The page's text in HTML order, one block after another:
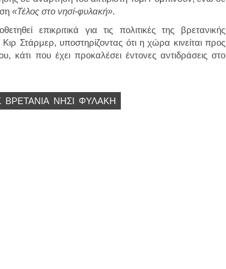
«Τέλος στο νησί-φυλακή».
επικριτικά για τις πολιτικές της βρετανικής
Στάρμερ, υποστηρίζοντας ότι η χώρα κινείται προς
κάτι που έχει προκαλέσει έντονες αντιδράσεις στο
ΒΡΕΤΑΝΊΑ ΝΗΣΊ ΦΥΛΑΚΉ